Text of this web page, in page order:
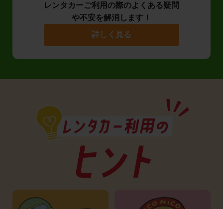
レンタカーご利用の際のよくある疑問
や不安を解消します！
詳しく見る